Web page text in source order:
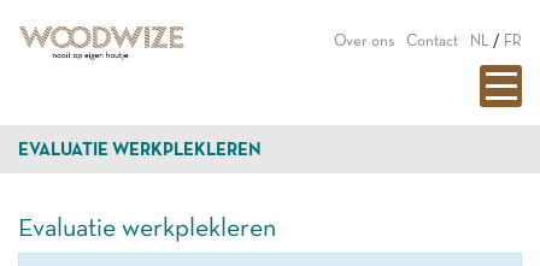
Over ons Contact NL / FR
EVALUATIE WERKPLEKLEREN
Evaluatie werkplekleren